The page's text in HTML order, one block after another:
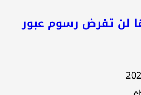
لن تفرض رسوم عبور